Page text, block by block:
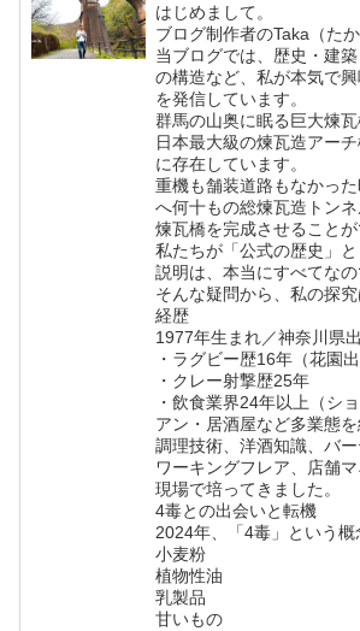
はじめまして。
ブログ制作者のTaka（たか
当ブログでは、歴史・建
の構造など、私が本気で
を発信しています。
群馬の山奥に眠る巨大煉瓦
日本最大級の煉瓦造アー
に存在しています。
重機も舗装道路もなかっ
へ何十もの総煉瓦造トン
煉瓦橋を完成させることが
私たちが「公式の歴史」
説明は、本当にすべてな
そんな疑問から、私の探究
経歴
1977年生まれ／神奈川県
・ラグビー歴16年（花園
・クレー射撃歴25年
・飲食業界24年以上（シ
アン・居酒屋など多業態を
調理技術、洋酒知識、バー
ワーキングフレア、店舗マ
現場で培ってきました。
4毒との出会いと転機
2024年、「4毒」という概
小麦粉
植物性油
乳製品
甘いもの